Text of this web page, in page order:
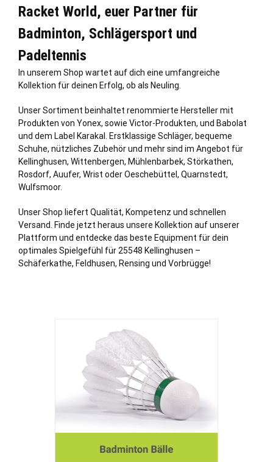
Racket World, euer Partner für
Badminton, Schlägersport und
Padeltennis
In unserem Shop wartet auf dich eine umfangreiche
Kollektion für deinen Erfolg, ob als Neuling.
Unser Sortiment beinhaltet renommierte Hersteller mit
Produkten von Yonex, sowie Victor-Produkten, und Babolat
und dem Label Karakal. Erstklassige Schläger, bequeme
Schuhe, nützliches Zubehör und mehr sind im Angebot für
Kellinghusen, Wittenbergen, Mühlenbarbek, Störkathen,
Rosdorf, Auufer, Wrist oder Oeschebüttel, Quarnstedt,
Wulfsmoor.
Unser Shop liefert Qualität, Kompetenz und schnellen
Versand. Finde jetzt heraus unsere Kollektion auf unserer
Plattform und entdecke das beste Equipment für dein
optimales Spielgefühl für 25548 Kellinghusen –
Schäferkathe, Feldhusen, Rensing und Vorbrügge!